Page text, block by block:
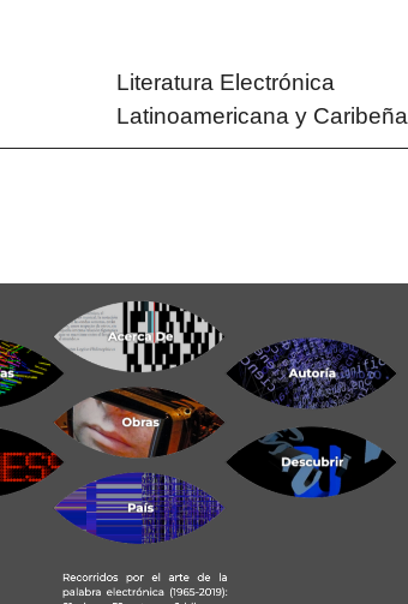
Literatura Electrónica
Latinoamericana y Caribeña